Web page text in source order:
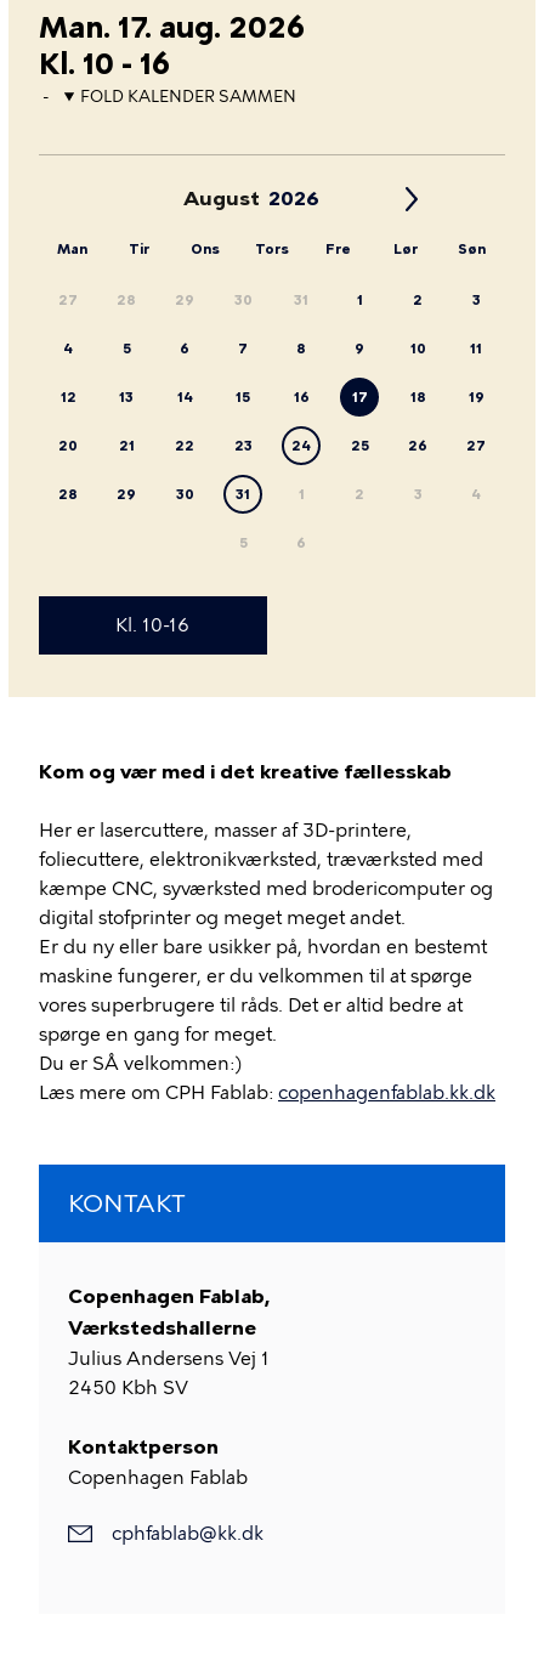
Man. 17. aug. 2026
Kl. 10 - 16
FOLD KALENDER SAMMEN
August
Man Tir Ons Tors Fre Lør Søn
27 28 29 30 31 1 2 3
4 5 6 7 8 9 10 11
12 13 14 15 16 17 18 19
20 21 22 23 24 25 26 27
28 29 30 31 1 2 3 4
5 6
Kl. 10-16
Kom og vær med i det kreative fællesskab
Her er lasercuttere, masser af 3D-printere,
foliecuttere, elektronikværksted, træværksted med
kæmpe CNC, syværksted med brodericomputer og
digital stofprinter og meget meget andet.
Er du ny eller bare usikker på, hvordan en bestemt
maskine fungerer, er du velkommen til at spørge
vores superbrugere til råds. Det er altid bedre at
spørge en gang for meget.
Du er SÅ velkommen:)
Læs mere om CPH Fablab: copenhagenfablab.kk.dk
KONTAKT
Copenhagen Fablab,
Værkstedshallerne
Julius Andersens Vej 1
2450 Kbh SV
Kontaktperson
Copenhagen Fablab
cphfablab@kk.dk